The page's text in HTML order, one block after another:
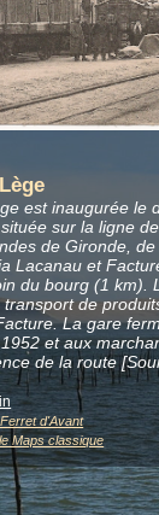
est inaugurée le
sur la ligne
de Gironde,
Lacanau et
du bourg (1 km).
de
La gare
et aux
de la route
d'Avant
Maps classique